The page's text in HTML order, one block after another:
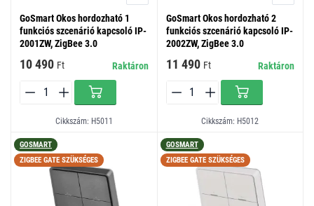
GoSmart Okos hordozható 1
funkciós szcenárió kapcsoló IP-
2001ZW, ZigBee 3.0
10 490 Ft Raktáron
Cikkszám: H5011
GoSmart Okos hordozható 2
funkciós szcenárió kapcsoló IP-
2002ZW, ZigBee 3.0
11 490 Ft Raktáron
Cikkszám: H5012
GOSMART
ZIGBEE GATE SZÜKSÉGES
GOSMART
ZIGBEE GATE SZÜKSÉGES